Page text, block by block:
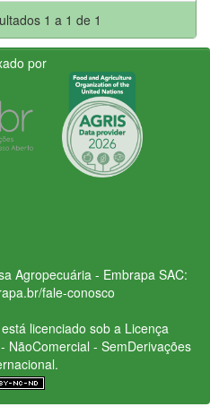
1 a 1 de 1
por
Agropecuária - Embrapa SAC:
fale-conosco
licenciado sob a Licença
NãoComercial - SemDerivações